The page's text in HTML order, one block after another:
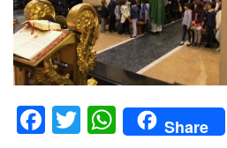
Facebook
TwitterShare